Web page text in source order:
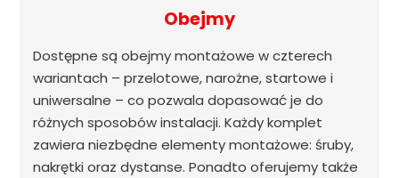
Obejmy
Dostępne są obejmy montażowe w czterech
wariantach – przelotowe, narożne, startowe i
uniwersalne – co pozwala dopasować je do
różnych sposobów instalacji. Każdy komplet
zawiera niezbędne elementy montażowe: śruby,
nakrętki oraz dystanse. Ponadto oferujemy także